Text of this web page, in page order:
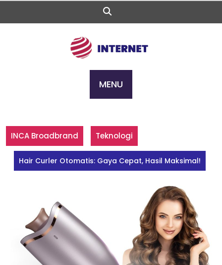
Skip
content
MENU
INCA Broadbrand Teknologi
Hair Curler Otomatis: Gaya Cepat, Hasil Maksimal!